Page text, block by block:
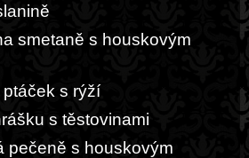
smetaně s houskovým
s rýží
s těstovinami
pečeně s houskovým